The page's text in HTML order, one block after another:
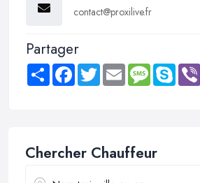
contact@proxilive.fr
Partager
Share FacebookTwitter Email MessageSkype
Chercher Chauffeur